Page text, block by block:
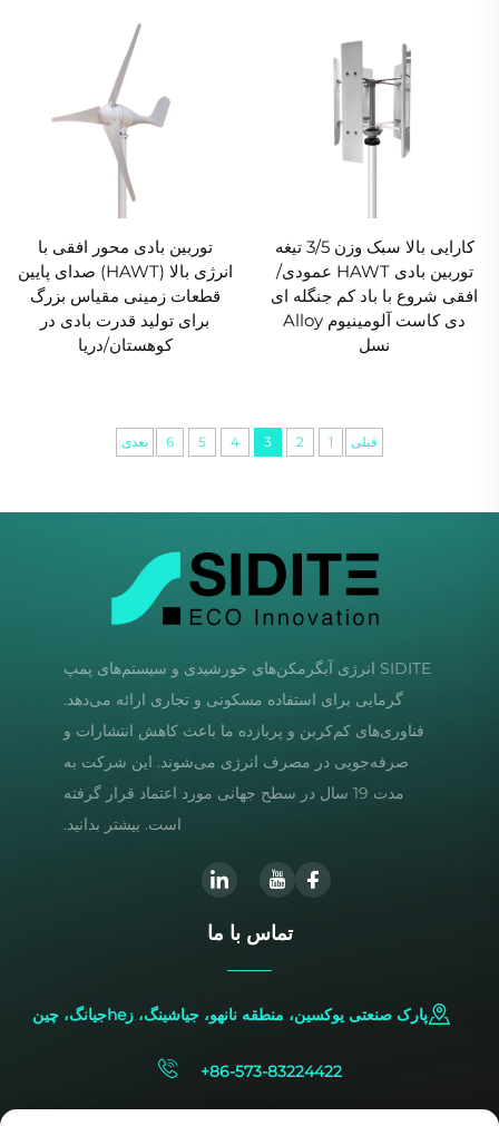
کارایی بالا سبک وزن 3/5 تیغه
توربین بادی HAWT عمودی/
افقی شروع با باد کم جنگله ای
دی کاست آلومینیوم Alloy
نسل
توربین بادی محور افقی با
انرژی بالا (HAWT) صدای پایین
قطعات زمینی مقیاس بزرگ
برای تولید قدرت بادی در
کوهستان/دریا
قبلی 1
2
3
4
5
6 بعدی
SIDITE انرژی آبگرمکن‌های خورشیدی و سیستم‌های پمپ
گرمایی برای استفاده مسکونی و تجاری ارائه می‌دهد.
فناوری‌های کم‌کربن و پربازده ما باعث کاهش انتشارات و
صرفه‌جویی در مصرف انرژی می‌شوند. این شرکت به
مدت 19 سال در سطح جهانی مورد اعتماد قرار گرفته
است. بیشتر بدانید.
تماس با ما
پارک صنعتی یوکسین، منطقه نانهو، جیاشینگ، زheجیانگ، چین
+86-573-83224422